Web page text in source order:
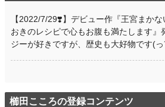
【2022/7/29❣️】デビュー作『王宮まか
おきのレシピで心もお腹も満たします』
ジーが好きですが、歴史も大好物です(っ
櫛田こころの登録コンテンツ